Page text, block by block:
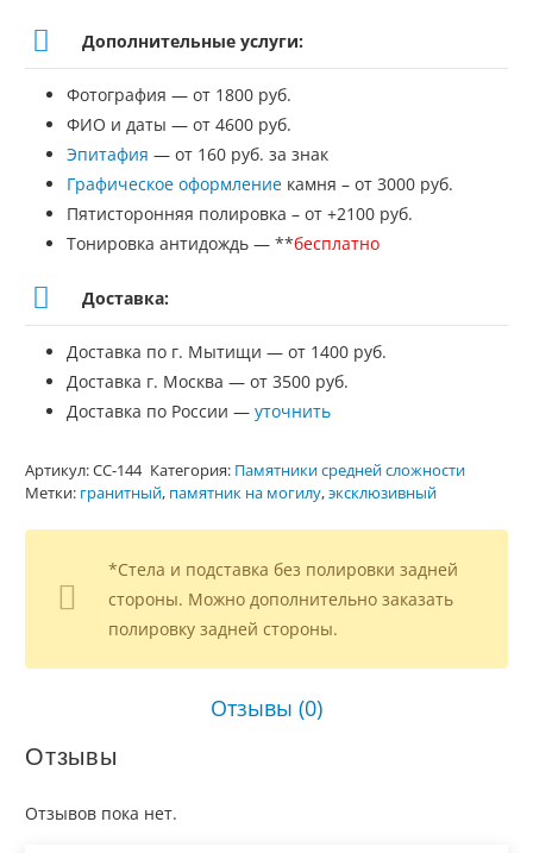
Дополнительные услуги:
Фотография — от 1800 руб.
ФИО и даты — от 4600 руб.
Эпитафия — от 160 руб. за знак
Графическое оформление камня – от 3000 руб.
Пятисторонняя полировка – от +2100 руб.
Тонировка антидождь — **бесплатно
Доставка:
Доставка по г. Мытищи — от 1400 руб.
Доставка г. Москва — от 3500 руб.
Доставка по России — уточнить
Артикул:СС-144 Категория: Памятники средней сложности
Метки: гранитный, памятник на могилу,эксклюзивный
*Стела и подставка без полировки задней
стороны. Можно дополнительно заказать
полировку задней стороны.
Отзывы (0)
Отзывы
Отзывов пока нет.